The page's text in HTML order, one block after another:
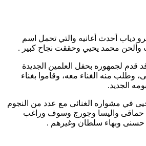
دياب أحدث أغانيه والتي تحمل اسم
وألحن محمد يحيي وحققت نجاح كبير .
قدم لجمهوره بحفل العلمين الجديدة
وطلب منه الغناء معه، وقاموا بغناء
الجديد.
في مشواره الغنائى مع عدد من النجوم
حماقى واليسا وجورج وسوف وراغب
حسنى وبهاء سلطان وغيرهم .